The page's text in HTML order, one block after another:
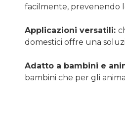
facilmente, prevenendo
Applicazioni versatili:
domestici offre una
Adatto a bambini e
bambini che per gli